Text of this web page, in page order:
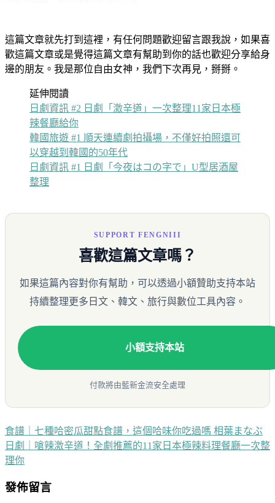
這篇文章就先打到這裡，有任何問題歡迎留言跟我說，如果喜
歡這篇文章或是覺得這篇文章有幫助到你的話也歡迎分享給身
邊的朋友。我是那位自由女神，我們下次再見，掰掰。
延伸閱讀
日劇資訊 #2 日劇「激辛道」一次整理11家日本極
辣餐廳給你
韓國旅遊 #1 順天連續劇拍攝場，不僅好拍照還可
以穿越到韓國的50年代
日劇資訊 #1 日劇「今夜はコの字で」U型居酒屋
整理
SUPPORT FENGNIII
喜歡這篇文章嗎？
如果這篇內容對你有幫助，可以透過小額贊助支持本站
持續整理更多日文、韓文、旅行與數位工具內容。
小額支持本站
付款將由藍新金流安全處理
文
章
導
食譜｜七種哈密瓜甜點食譜，這個哈味你吃過嗎 相葉まなぶ
日劇｜嗆辣激辛道！全劇推薦的11家日本極辣料理餐廳一次整
理你
發佈留言